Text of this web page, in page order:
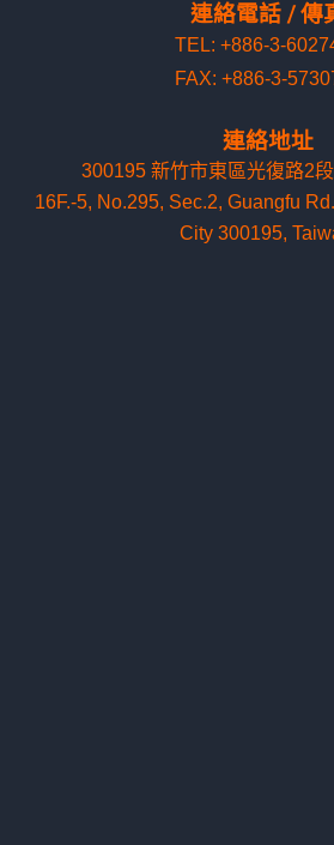
連絡電話 / 傳
TEL: +886-3-
FAX: +886-3-
連絡地址
300195 新竹市東區光復路2
16F.-5, No.295, Sec.2, Guangfu Rd.
City 300195,